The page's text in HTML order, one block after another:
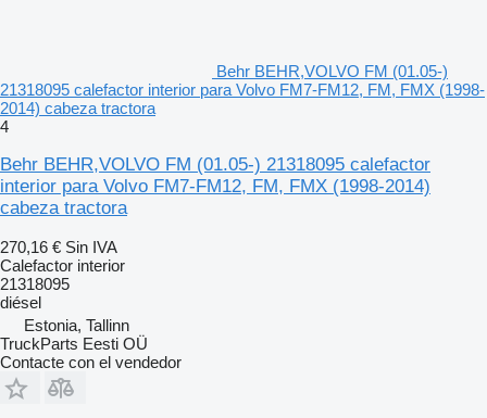
Behr BEHR,VOLVO FM (01.05-)
21318095 calefactor interior para Volvo FM7-FM12, FM, FMX (1998-
2014) cabeza tractora
4
Behr BEHR,VOLVO FM (01.05-) 21318095 calefactor
interior para Volvo FM7-FM12, FM, FMX (1998-2014)
cabeza tractora
270,16 € Sin IVA
Calefactor interior
21318095
diésel
Estonia, Tallinn
TruckParts Eesti OÜ
Contacte con el vendedor